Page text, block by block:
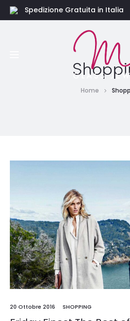
Spedizione Gratuita in Italia
Home
20 Ottobre 2016 SHOPPING